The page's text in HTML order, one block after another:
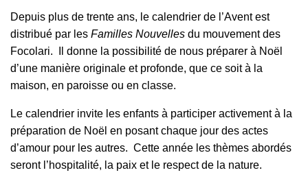
Depuis plus de trente ans, le calendrier de l’Avent est
distribué par les Familles Nouvelles du mouvement des
Focolari. Il donne la possibilité de nous préparer à Noël
d’une manière originale et profonde, que ce soit à la
maison, en paroisse ou en classe.
Le calendrier invite les enfants à participer activement à la
préparation de Noël en posant chaque jour des actes
d’amour pour les autres. Cette année les thèmes abordés
seront l’hospitalité, la paix et le respect de la nature.